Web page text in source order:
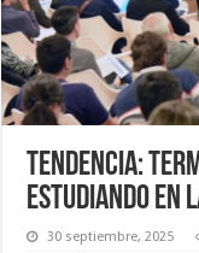
Tendencia:
estudiando en
30 septiembre, 2025